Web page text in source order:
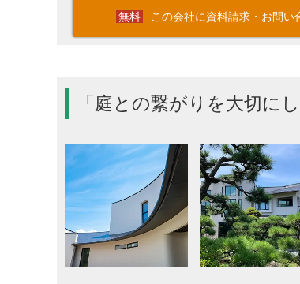
この会社に資料請求・お問い
「庭との繋がりを大切に